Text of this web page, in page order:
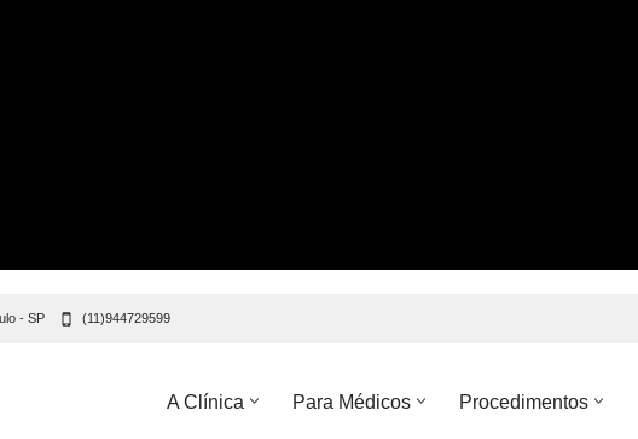
- SP (11)944729599
A Clínica Para Médicos Procedimentos